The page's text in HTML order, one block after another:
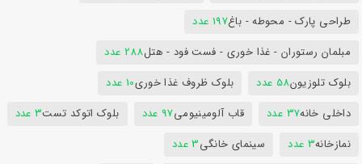
طراحی پارک - محوطه - باغ197 عدد
مبلمان رستوران - غذا خوری - فست فود - هتل288 عدد
بلوک تلوزیون58 عدد بلوک ظروف غذا خوری10 عدد
داخلی خانه37 عدد قاب آلومینیومی97 عدد بلوک اتوکد تست3 عدد
نمازخانه3 عدد سینمای خانگی3 عدد